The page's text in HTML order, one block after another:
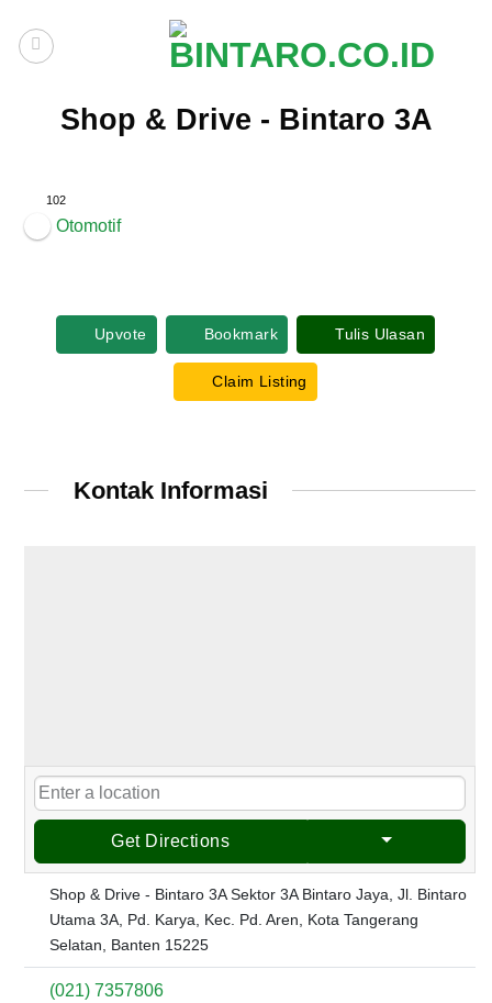
content
Shop & Drive - Bintaro 3A
102
Otomotif
Upvote Bookmark Tulis Ulasan
Claim Listing
Kontak Informasi
Get Directions
Shop & Drive - Bintaro 3A Sektor 3A Bintaro Jaya, Jl. Bintaro
Utama 3A, Pd. Karya, Kec. Pd. Aren, Kota Tangerang
Selatan, Banten 15225
(021) 7357806